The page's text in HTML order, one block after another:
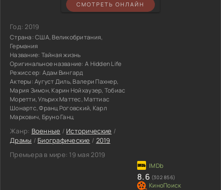
СМОТРЕТЬ ОНЛАЙН
Год:2019
Страна:США, Великобритания,
Германия
Название: Тайная жизнь
Оригинальное название: A Hidden Life
Режиссер: Адам Вингард
Актеры:Аугуст Диль, Валери Пахнер,
Мария Зимон, Карин Нойхаузер, Тобиас
Моретти, Ульрих Маттес, Маттиас
Шонартс, Франц Роговский, Карл
Маркович, Бруно Ганц
Жанр: Военные / Исторические /
Драмы / Биографические / 2019
Премьера в мире: 19 мая 2019
8.6 (302 856)